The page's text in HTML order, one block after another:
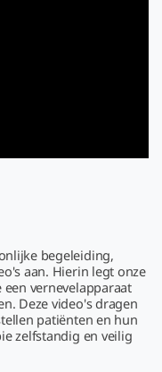
begeleiding,
aan. Hierin legt onze
vernevelapparaat
Deze video's dragen
patiënten en hun
zelfstandig en veilig